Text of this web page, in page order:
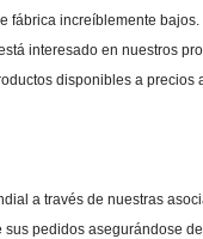
fábrica increíblemente
interesado en nuestros
disponibles a precios
a través de nuestras
pedidos asegurándose